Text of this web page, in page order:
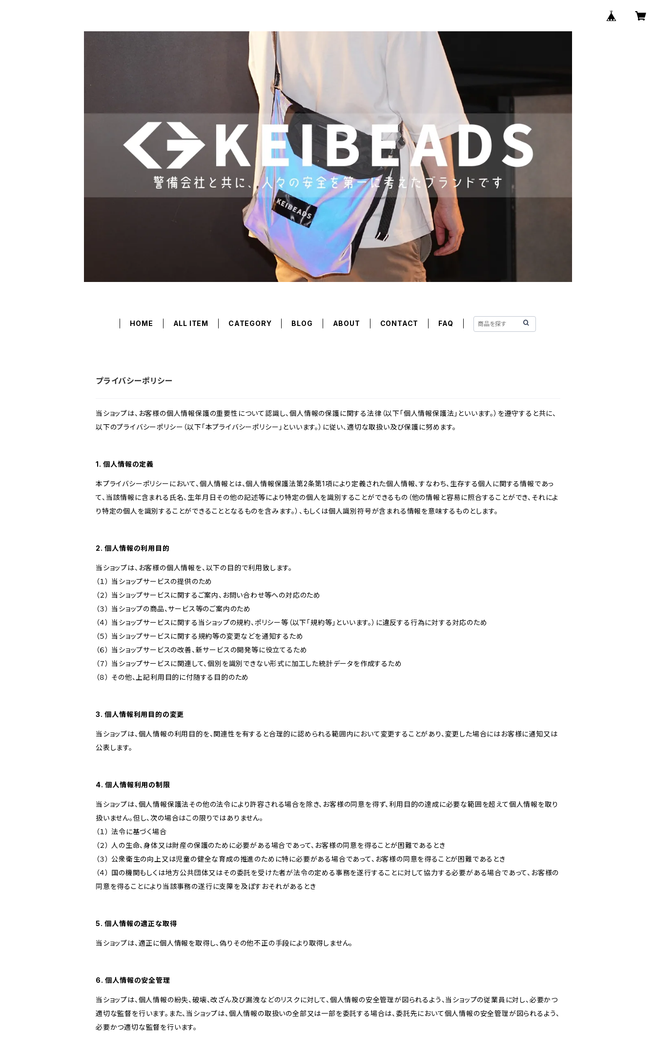
HOME ALL ITEM CATEGORY BLOG ABOUT CONTACT FAQ
プライバシーポリシー
当ショップは、お客様の個人情報保護の重要性について認識し、個人情報の保護に関する法律（以下「個人情報保護法」といいます。）を遵守すると共に、
以下のプライバシーポリシー（以下「本プライバシーポリシー」といいます。）に従い、適切な取扱い及び保護に努めます。
1. 個人情報の定義
本プライバシーポリシーにおいて、個人情報とは、個人情報保護法第2条第1項により定義された個人情報、すなわち、生存する個人に関する情報であっ
て、当該情報に含まれる氏名、生年月日その他の記述等により特定の個人を識別することができるもの（他の情報と容易に照合することができ、それによ
り特定の個人を識別することができることとなるものを含みます。）、もしくは個人識別符号が含まれる情報を意味するものとします。
2. 個人情報の利用目的
当ショップは、お客様の個人情報を、以下の目的で利用致します。
（１） 当ショップサービスの提供のため
（２） 当ショップサービスに関するご案内、お問い合わせ等への対応のため
（３） 当ショップの商品、サービス等のご案内のため
（４） 当ショップサービスに関する当ショップの規約、ポリシー等（以下「規約等」といいます。）に違反する行為に対する対応のため
（５） 当ショップサービスに関する規約等の変更などを通知するため
（６） 当ショップサービスの改善、新サービスの開発等に役立てるため
（７） 当ショップサービスに関連して、個別を識別できない形式に加工した統計データを作成するため
（８） その他、上記利用目的に付随する目的のため
3. 個人情報利用目的の変更
当ショップは、個人情報の利用目的を、関連性を有すると合理的に認められる範囲内において変更することがあり、変更した場合にはお客様に通知又は
公表します。
4. 個人情報利用の制限
当ショップは、個人情報保護法その他の法令により許容される場合を除き、お客様の同意を得ず、利用目的の達成に必要な範囲を超えて個人情報を取り
扱いません。但し、次の場合はこの限りではありません。
（１） 法令に基づく場合
（２） 人の生命、身体又は財産の保護のために必要がある場合であって、お客様の同意を得ることが困難であるとき
（３） 公衆衛生の向上又は児童の健全な育成の推進のために特に必要がある場合であって、お客様の同意を得ることが困難であるとき
（４） 国の機関もしくは地方公共団体又はその委託を受けた者が法令の定める事務を遂行することに対して協力する必要がある場合であって、お客様の
同意を得ることにより当該事務の遂行に支障を及ぼすおそれがあるとき
5. 個人情報の適正な取得
当ショップは、適正に個人情報を取得し、偽りその他不正の手段により取得しません。
6. 個人情報の安全管理
当ショップは、個人情報の紛失、破壊、改ざん及び漏洩などのリスクに対して、個人情報の安全管理が図られるよう、当ショップの従業員に対し、必要かつ
適切な監督を行います。また、当ショップは、個人情報の取扱いの全部又は一部を委託する場合は、委託先において個人情報の安全管理が図られるよう、
必要かつ適切な監督を行います。